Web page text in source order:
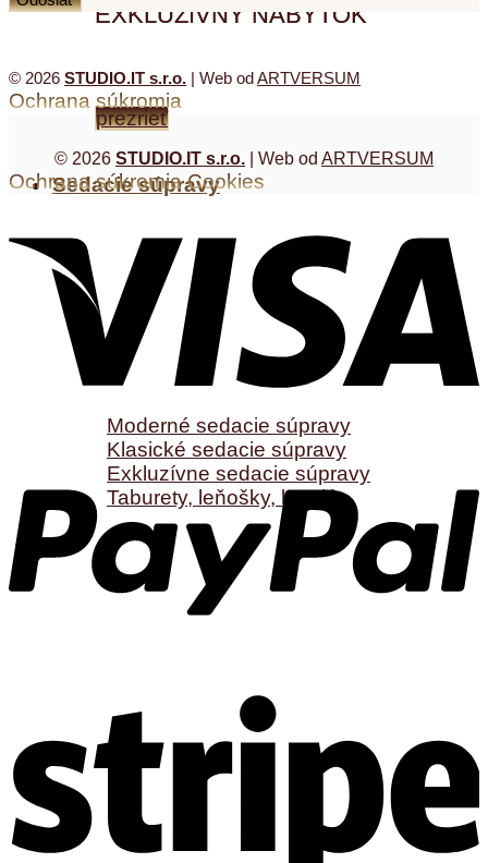
EXKLUZÍVNY NÁBYTOK
prezrieť
Sedacie súpravy
Sedacie súpravy
Moderné sedacie súpravy
Klasické sedacie súpravy
Exkluzívne sedacie súpravy
Taburety, leňošky, kreslá
© 2026 STUDIO.IT s.r.o. | Web odARTVERSUM
Ochrana súkromia
© 2026 STUDIO.IT s.r.o. | Web od ARTVERSUM
Ochrana súkromia Cookies